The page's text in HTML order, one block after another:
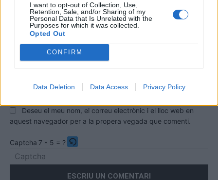
I want to opt-out of Collection, Use,
Retention, Sale, and/or Sharing of my
Personal Data that Is Unrelated with the
Purposes for which it was collected.
Opted Out
CONFIRM
Data Deletion Data Access Privacy Policy
Comentari:
Deseu el meu nom, el correu electrònic i el lloc web en
aquest navegador per a la propera vegada que comenti.
Captcha 7 * 5 = ?